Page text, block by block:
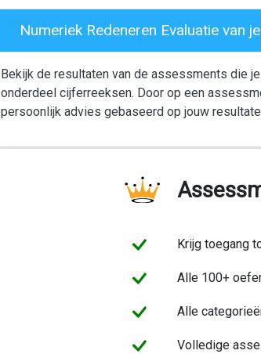
Numeriek Redeneren Evaluatie van
Bekijk de resultaten van de assessments die
onderdeel cijferreeksen. Door op een
persoonlijk advies gebaseerd op jouw
Krijg toegang
Alle 100+
Alle
Volledige